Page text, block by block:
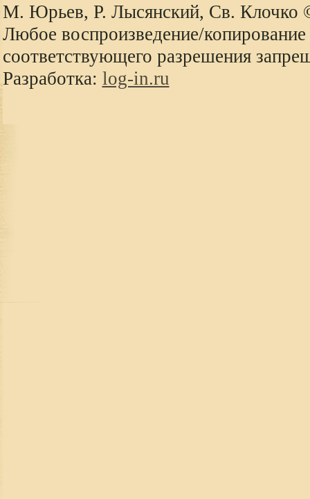
М. Юрьев, Р. Лысянский, Св. Клочко
Любое воспроизведение/копирование
соответствующего разрешения
Разработка: log-in.ru